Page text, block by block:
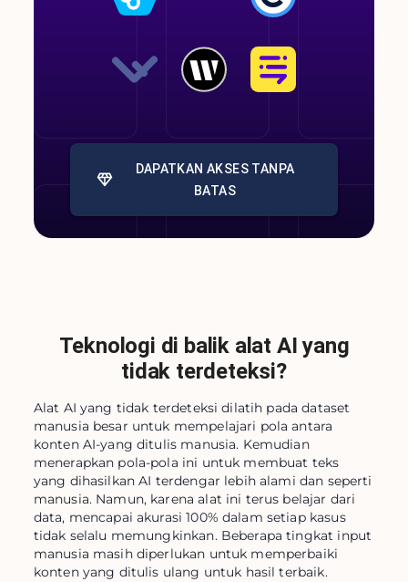
DAPATKAN AKSES TANPA
BATAS
Teknologi di balik alat AI yang
tidak terdeteksi?
Alat AI yang tidak terdeteksi dilatih pada dataset
manusia besar untuk mempelajari pola antara
konten AI-yang ditulis manusia. Kemudian
menerapkan pola-pola ini untuk membuat teks
yang dihasilkan AI terdengar lebih alami dan seperti
manusia. Namun, karena alat ini terus belajar dari
data, mencapai akurasi 100% dalam setiap kasus
tidak selalu memungkinkan. Beberapa tingkat input
manusia masih diperlukan untuk memperbaiki
konten yang ditulis ulang untuk hasil terbaik.